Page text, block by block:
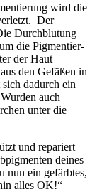
wird die
Der
Durchblutung
die Pigmentier-
der Haut
den Gefäßen in
dadurch ein
auch
unter die
und repariert
deines
nun ein gefärbtes,
alles OK!“